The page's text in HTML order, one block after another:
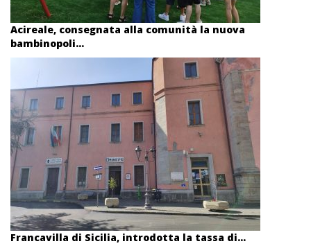
Acireale, consegnata alla comunità la nuova
bambinopoli...
Francavilla di Sicilia, introdotta la tassa di...